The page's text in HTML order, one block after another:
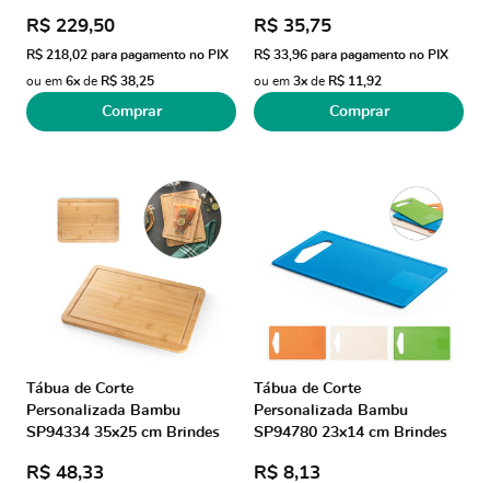
R$ 229,50
R$ 218,02 para pagamento no PIX
ou em 6x de R$ 38,25
Comprar
R$ 35,75
R$ 33,96 para pagamento no PIX
ou em 3x de R$ 11,92
Comprar
Tábua de Corte
Personalizada Bambu
SP94334 35x25 cm Brindes
R$ 48,33
Tábua de Corte
Personalizada Bambu
SP94780 23x14 cm Brindes
R$ 8,13